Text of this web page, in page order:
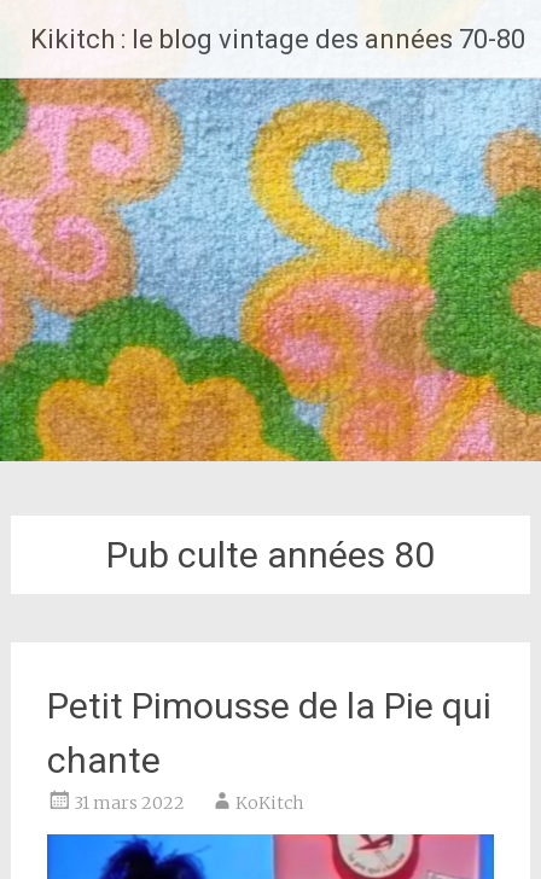
contenu
principal
Kikitch : le blog vintage des années 70-80
Pub culte années 80
Petit Pimousse de la Pie qui
chante
31 mars 2022 KoKitch